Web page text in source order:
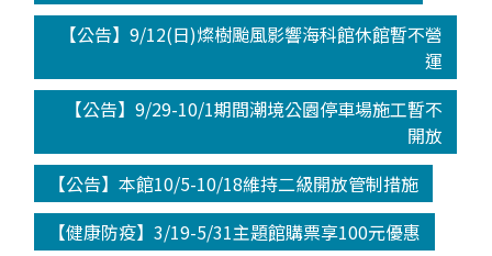
【公告】9/12(日)燦樹颱風影響海科館休館暫不營
運
【公告】9/29-10/1期間潮境公園停車場施工暫不
開放
【公告】本館10/5-10/18維持二級開放管制措施
【健康防疫】3/19-5/31主題館購票享100元優惠